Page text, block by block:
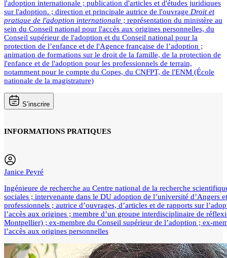
l'adoption internationale ; publication d'articles et d'études juridiques
sur l'adoption. ; direction et principale autrice de l'ouvrage Droit et
pratique de l'adoption internationale ; représentation du ministère au
sein du Conseil national pour l'accès aux origines personnelles, du
Conseil supérieur de l'adoption et du Conseil national pour la
protection de l’enfance et de l'Agence française de l’adoption ;
animation de formations sur le droit de la famille, de la protection de
l'enfance et de l'adoption pour les professionnels de terrain,
notamment pour le compte du Copes, du CNFPT, de l'ENM (École
nationale de la magistrature)
S’inscrire
INFORMATIONS PRATIQUES
Janice Peyré
Ingénieure de recherche au Centre national de la recherche
sociales ; intervenante dans le DU adoption de l’université d’Angers
professionnels ; autrice d’ouvrages, d’articles et de rapports sur
l’accès aux origines ; membre d’un groupe interdisciplinaire de
Montpellier) ; ex-membre du Conseil supérieur de l’adoption ; ex-
l’accès aux origines personnelles